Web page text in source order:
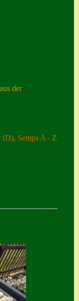
ngen
Datenschutzerklä
Hostas
Impressum
Kasse
der
(D), Semps A - Z